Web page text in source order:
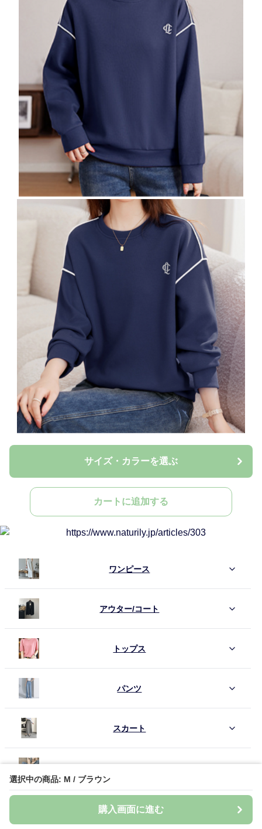
選択中の商品: M / ブラウン
購入画面に進む
サイズ・カラーを選ぶ
カートに追加する
ワンピース
アウター/コート
トップス
パンツ
スカート